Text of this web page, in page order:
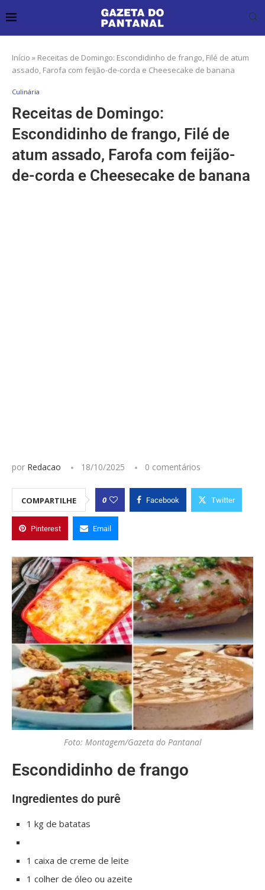
Início » Receitas de Domingo: Escondidinho de frango, Filé de atum
assado, Farofa com feijão-de-corda e Cheesecake de banana
Culinária
Receitas de Domingo:
Escondidinho de frango, Filé de
atum assado, Farofa com feijão-
de-corda e Cheesecake de banana
por Redacao 18/10/2025 0 comentários
COMPARTILHE 0 Facebook Twitter
Pinterest Email
Foto: Montagem/Gazeta do Pantanal
Escondidinho de frango
Ingredientes do purê
1 kg de batatas
1 caixa de creme de leite
1 colher de óleo ou azeite